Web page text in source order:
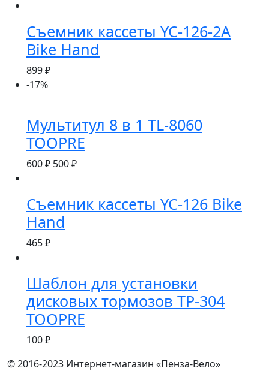
Съемник кассеты YC-126-2A
Bike Hand
899₽
-17%
Мультитул 8 в 1 TL-8060
TOOPRE
600₽ 500₽
Съемник кассеты YC-126 Bike
Hand
465₽
Шаблон для установки
дисковых тормозов TP-304
TOOPRE
100₽
© 2016-2023 Интернет-магазин «Пенза-Вело»